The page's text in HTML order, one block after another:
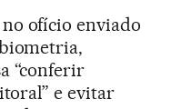
ofício enviado
“conferir
e evitar